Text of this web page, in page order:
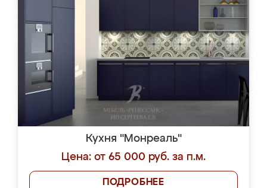
Кухня "Монреаль"
Цена: от 65 000 руб. за п.м.
ПОДРОБНЕЕ